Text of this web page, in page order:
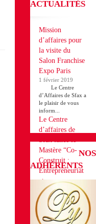
ACTUALITÉS
Mission
d’affaires pour
la visite du
Salon Franchise
Expo Paris
1 février 2019
Le Centre
d’Affaires de Sfax a
le plaisir de vous
inform...
Le Centre
d’affaires de
Sfax lance le
Mastère “Co-
Construit :
Entrepreneuriat
et
Développement
des Projets en
Franchise”
18 décembre 2018
NOS
ADHÉRENTS